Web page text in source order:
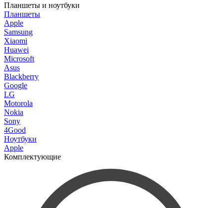
Планшеты и ноутбуки
Планшеты
Apple
Samsung
Xiaomi
Huawei
Microsoft
Asus
Blackberry
Google
LG
Motorola
Nokia
Sony
4Good
Ноутбуки
Apple
Комплектующие